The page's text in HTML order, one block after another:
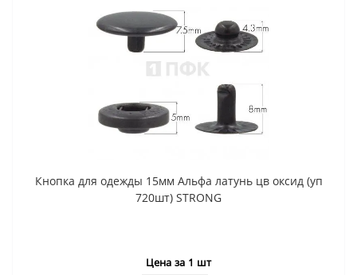
Кнопка для одежды 15мм Альфа латунь цв оксид (уп
720шт) STRONG
Цена за 1 шт